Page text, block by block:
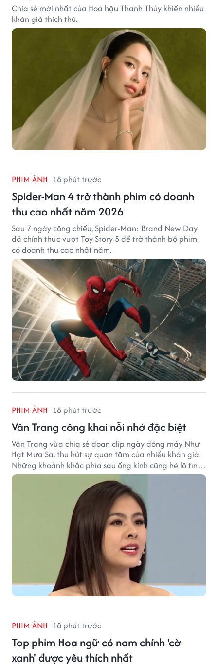
Chia sẻ mới nhất của Hoa hậu Thanh Thủy khiến nhiều
khán giả thích thú.
PHIM ẢNH 18 phút trước
Spider-Man 4 trở thành phim có doanh
thu cao nhất năm 2026
Sau 7 ngày công chiếu, Spider-Man: Brand New Day
đã chính thức vượt Toy Story 5 để trở thành bộ phim
có doanh thu cao nhất năm.
PHIM ẢNH 18 phút trước
Vân Trang công khai nỗi nhớ đặc biệt
Vân Trang vừa chia sẻ đoạn clip ngày đóng máy Như
Hạt Mưa Sa, thu hút sự quan tâm của nhiều khán giả.
Những khoảnh khắc phía sau ống kính cũng hé lộ tình
cảm đặc biệt mà nữ diễn viên dành cho ê-kíp bộ phim.
PHIM ẢNH 18 phút trước
Top phim Hoa ngữ có nam chính 'cờ
xanh' được yêu thích nhất